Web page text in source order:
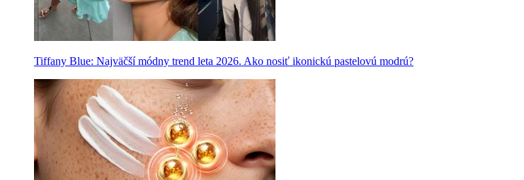
Tiffany Blue: Najväčší módny trend leta 2026. Ako nosiť ikonickú pastelovú modrú?